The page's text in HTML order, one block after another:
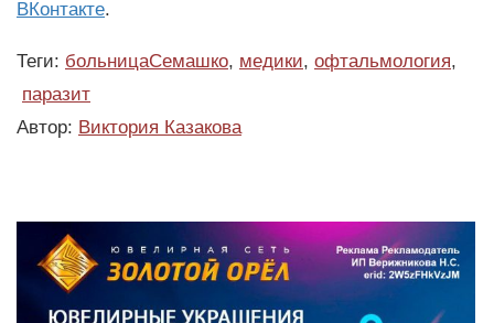
ВКонтакте.
Теги: больницаСемашко, медики, офтальмология,
паразит
Автор: Виктория Казакова